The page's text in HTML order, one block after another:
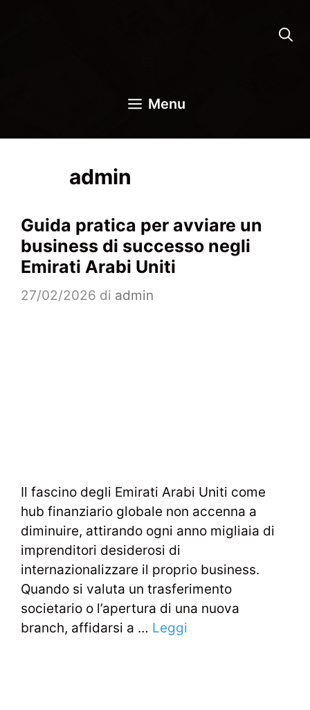
Menu
admin
Guida pratica per avviare un
business di successo negli
Emirati Arabi Uniti
27/02/2026 di admin
Il fascino degli Emirati Arabi Uniti come
hub finanziario globale non accenna a
diminuire, attirando ogni anno migliaia di
imprenditori desiderosi di
internazionalizzare il proprio business.
Quando si valuta un trasferimento
societario o l’apertura di una nuova
branch, affidarsi a … Leggi